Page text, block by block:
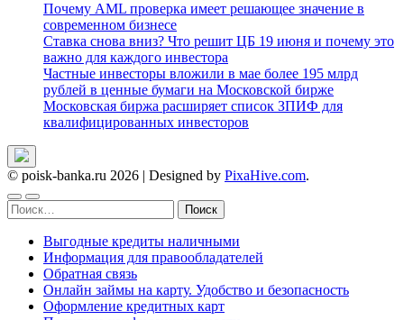
Почему AML проверка имеет решающее значение в
современном бизнесе
Ставка снова вниз? Что решит ЦБ 19 июня и почему это
важно для каждого инвестора
Частные инвесторы вложили в мае более 195 млрд
рублей в ценные бумаги на Московской бирже
Московская биржа расширяет список ЗПИФ для
квалифицированных инвесторов
© poisk-banka.ru 2026 | Designed by PixaHive.com.
Найти:
Выгодные кредиты наличными
Информация для правообладателей
Обратная связь
Онлайн займы на карту. Удобство и безопасность
Оформление кредитных карт